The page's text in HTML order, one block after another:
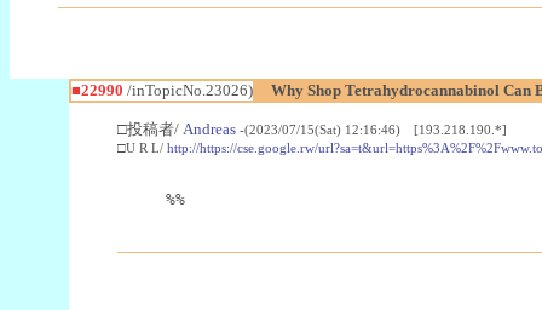
■22990 /inTopicNo.23026) Why Shop Tetrahydrocannabinol Can
□投稿者/ Andreas -(2023/07/15(Sat) 12:16:46) [193.218.190.*]
□U R L/ http://https://cse.google.rw/
%%